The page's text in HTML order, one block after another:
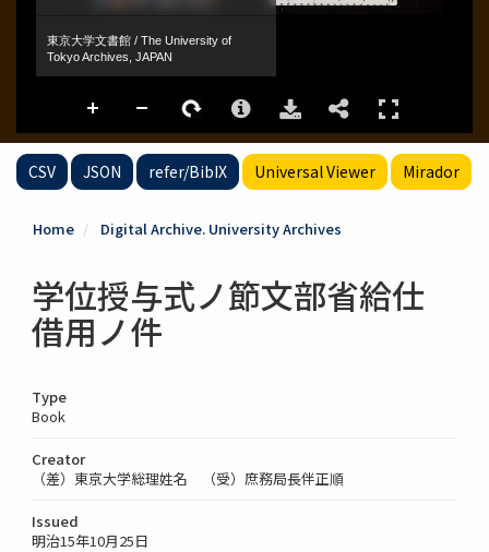
CSV JSON refer/BibIX Universal Viewer Mirador
Home Digital Archive. University Archives
学位授与式ノ節文部省給仕
借用ノ件
Type
Book
Creator
（差）東京大学総理姓名 （受）庶務局長伴正順
Issued
明治15年10月25日